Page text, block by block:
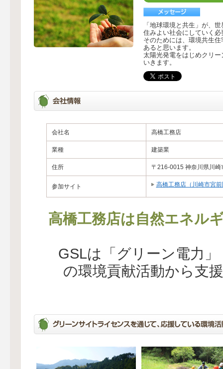
「地球環境と共生」が、
住みよい社会にしていく
そのためには、環境共生
あると思います。
太陽光発電をはじめクリ
いきます。
会社名 高橋工務店
業種 建築業
住所 〒216-0015 神奈川県川崎
参加サイト 高橋工務店（川崎市宮
高橋工務店は自然エネル
GSLは「グリーン電力
の環境貢献活動から支